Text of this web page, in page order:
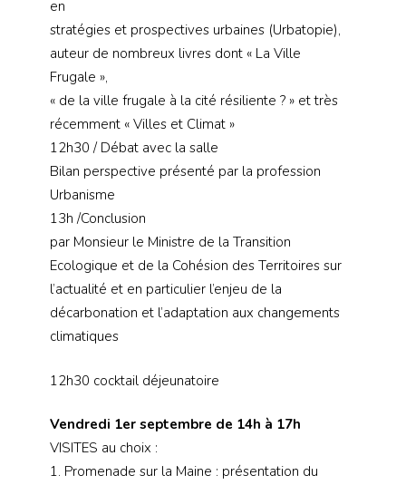
en
stratégies et prospectives urbaines (Urbatopie),
auteur de nombreux livres dont « La Ville
Frugale »,
« de la ville frugale à la cité résiliente ? » et très
récemment « Villes et Climat »
12h30 / Débat avec la salle
Bilan perspective présenté par la profession
Urbanisme
13h /Conclusion
par Monsieur le Ministre de la Transition
Ecologique et de la Cohésion des Territoires sur
l’actualité et en particulier l’enjeu de la
décarbonation et l’adaptation aux changements
climatiques
12h30 cocktail déjeunatoire
Vendredi 1er septembre de 14h à 17h
VISITES au choix :
1. Promenade sur la Maine : présentation du